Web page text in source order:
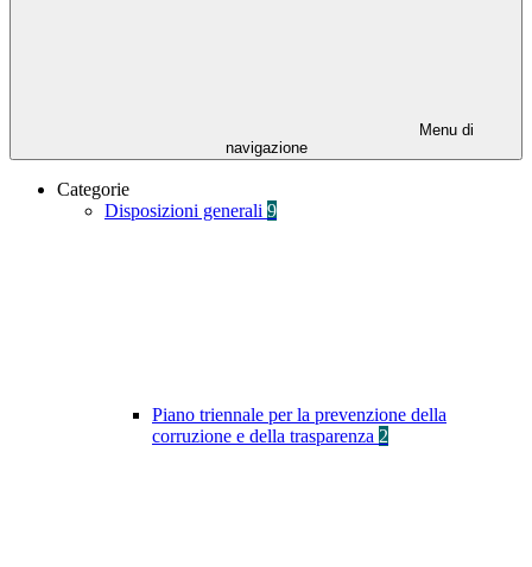
Menu di
navigazione
Categorie
Disposizioni generali 9
Piano triennale per la prevenzione della
corruzione e della trasparenza 2